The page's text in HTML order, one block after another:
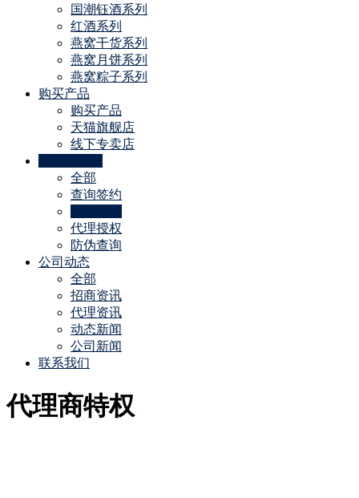
国潮钰酒系列
红酒系列
燕窝干货系列
燕窝月饼系列
燕窝粽子系列
购买产品
购买产品
天猫旗舰店
线下专卖店
全部
查询签约
代理授权
防伪查询
公司动态
全部
招商资讯
代理资讯
动态新闻
公司新闻
联系我们
代理商特权